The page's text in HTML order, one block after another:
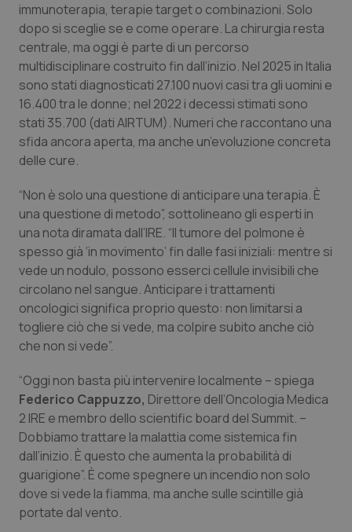
Piemonte
Provincia Autonoma di Bolzano
Provincia Autonoma di Trento
Puglia
Sardegna
Sicilia
Toscana
Umbria
Valle D’Aosta
Veneto
HIV
Infezioni & Febbre
Ipertensione & Scompenso
Malattie rare
Malattia di Crohn & Rettocolite Ulcerosa
Neuroscienze & patologie neurodegenerative
Obesità
Oftalmologia
Oncodermatologia
Oncoematologia
Oncologia & Nutrizione
Psoriasi & pelle
Quotidiano Cardiologia
immunoterapia, terapie target o combinazioni. Solo
dopo si sceglie se e come operare. La chirurgia resta
centrale, ma oggi è parte di un percorso
multidisciplinare costruito fin dall’inizio. Nel 2025 in Italia
sono stati diagnosticati 27.100 nuovi casi tra gli uomini e
16.400 tra le donne; nel 2022 i decessi stimati sono
stati 35.700 (dati AIRTUM). Numeri che raccontano una
sfida ancora aperta, ma anche un’evoluzione concreta
delle cure.
“Non è solo una questione di anticipare una terapia. È
una questione di metodo”, sottolineano gli esperti in
una nota diramata dall’IRE. “Il tumore del polmone è
spesso già ‘in movimento’ fin dalle fasi iniziali: mentre si
vede un nodulo, possono esserci cellule invisibili che
circolano nel sangue. Anticipare i trattamenti
oncologici significa proprio questo: non limitarsi a
togliere ciò che si vede, ma colpire subito anche ciò
che non si vede”.
“Oggi non basta più intervenire localmente – spiega
Federico Cappuzzo, Direttore dell’Oncologia Medica
2 IRE e membro dello scientific board del Summit. –
Dobbiamo trattare la malattia come sistemica fin
dall’inizio. È questo che aumenta la probabilità di
guarigione”. È come spegnere un incendio non solo
dove si vede la fiamma, ma anche sulle scintille già
portate dal vento.